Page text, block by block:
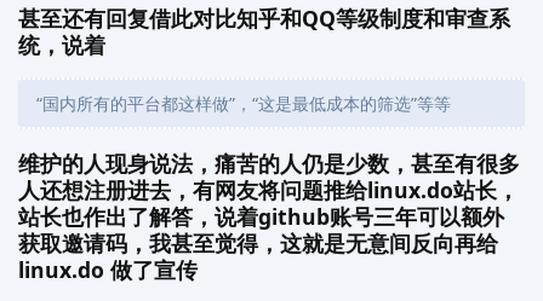
甚至还有回复借此对比知乎和QQ等级制度和审查系
统，说着
“国内所有的平台都这样做”，“这是最低成本的筛选”等等
维护的人现身说法，痛苦的人仍是少数，甚至有很多
人还想注册进去，有网友将问题推给linux.do站长，
站长也作出了解答，说着github账号三年可以额外
获取邀请码，我甚至觉得，这就是无意间反向再给
linux.do 做了宣传